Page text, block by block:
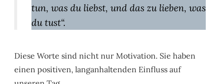
tun, was du liebst, und das zu lieben, was
du tust“.
Diese Worte sind nicht nur Motivation. Sie haben
einen positiven, langanhaltenden Einfluss auf